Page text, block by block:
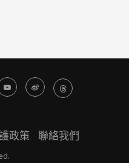
政策 聯絡我們